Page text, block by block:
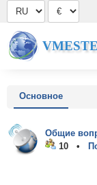
Основное
Общие
10 •